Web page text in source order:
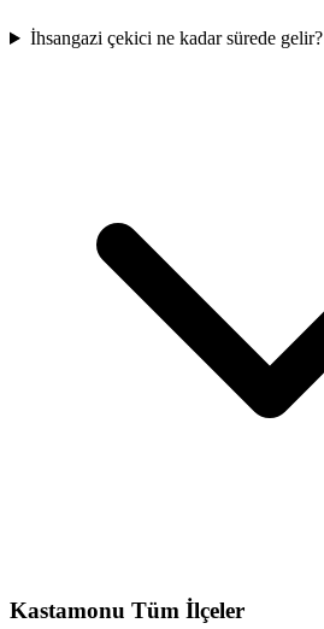
İhsangazi çekici ne kadar sürede gelir?
Kastamonu Tüm İlçeler